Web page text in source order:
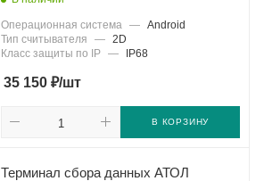
Операционная система — Android
Тип считывателя
— 2D
Класс защиты по IP — IP68
35 150 ₽/шт
В КОРЗИНУ
Терминал сбора данных АТОЛ